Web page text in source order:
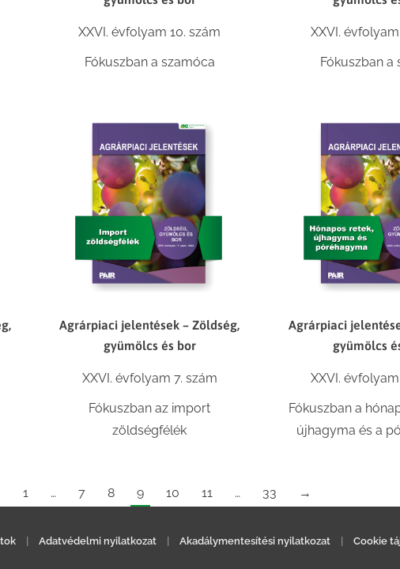
XXVI. évfolyam 10. szám
Fókuszban a szamóca
XXVI.
Fókuszban a
Agrárpiaci jelentések – Zöldség,
gyümölcs és bor
XXVI. évfolyam 7. szám
Fókuszban az import
zöldségfélék
Agrárpiaci
gyümölcs
XXVI.
Fókuszban a
újhagyma és a
1 … 7 8 9 10 11 … 33 →
Adatvédelmi nyilatkozat Akadálymentesítési nyilatkozat Cookie